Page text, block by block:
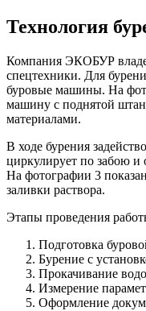
Технология
Компания ЭКОБУР
спецтехники. Для
буровые машины. На
машину с поднятой
материалами.
В ходе бурения
циркулирует по забою и
На фотографии 3
заливки раствора.
Этапы проведения
Подготовка
Бурение с
Прокачивание
Измерение
Оформление